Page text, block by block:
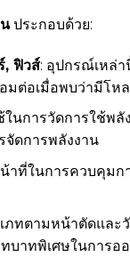
ประกอบด้วย:
, ฟิวส์: อุปกรณ์เหล่า
มต่อเมื่อพบว่ามีโห
ในการวัดการใช้พลั
ดการพลังงาน
าที่ในการควบคุมก
ภทตามหน้าตัดและ
บาทพิเศษในการอ